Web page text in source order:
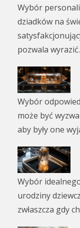
Wybór
dziadków na
pozwala
Wybór
może być
aby były one
Wybór
urodziny
zwłaszcza gdy